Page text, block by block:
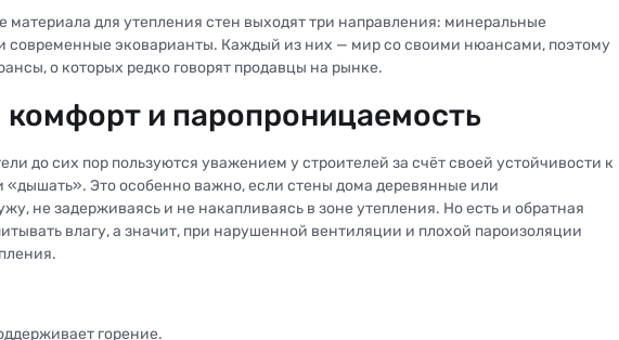
материала для утепления стен выходят три направления: минеральные
современные эковарианты. Каждый из них — мир со своими нюансами, поэтому
о которых редко говорят продавцы на рынке.
комфорт и паропроницаемость
до сих пор пользуются уважением у строителей за счёт своей устойчивости к
Это особенно важно, если стены дома деревянные или
не задерживаясь и не накапливаясь в зоне утепления. Но есть и обратная
влагу, а значит, при нарушенной вентиляции и плохой пароизоляции
горение.